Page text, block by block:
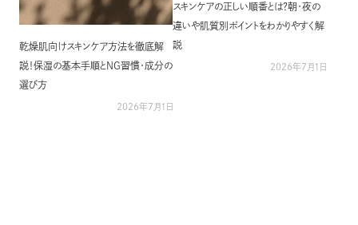
乾燥肌向けスキンケア方法を徹底解
説！保湿の基本手順とNG習慣・成分の
選び方
2026年7月1日
スキンケアの正しい順番とは？朝・夜の
違いや肌質別ポイントをわかりやすく解
説
2026年7月1日